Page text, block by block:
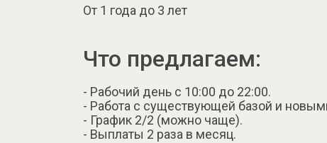
От 1 года до 3 лет
Что предлагаем:
- Рабочий день с 10:00 до 22:00.
- Работа с существующей базой и
- График 2/2 (можно чаще).
- Выплаты 2 раза в месяц.